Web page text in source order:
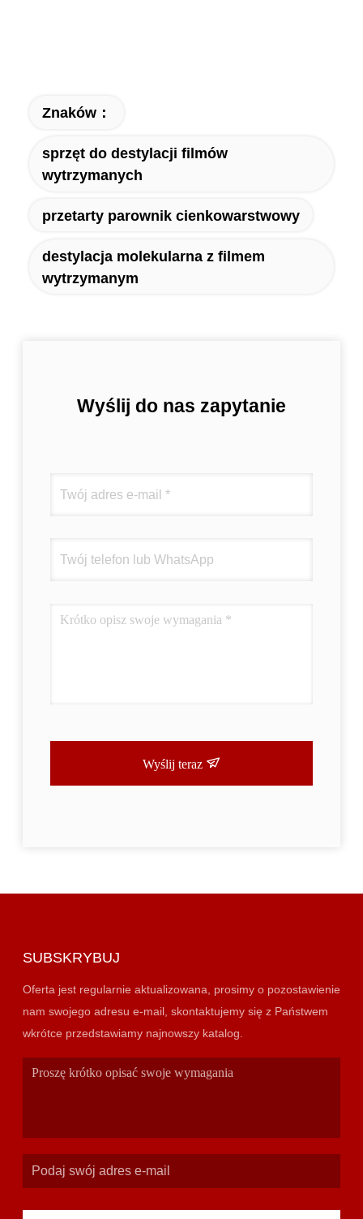
Znaków：
sprzęt do destylacji filmów
wytrzymanych
przetarty parownik cienkowarstwowy
destylacja molekularna z filmem
wytrzymanym
Wyślij do nas zapytanie
Wyślij teraz
SUBSKRYBUJ
Oferta jest regularnie aktualizowana, prosimy o pozostawienie
nam swojego adresu e-mail, skontaktujemy się z Państwem
wkrótce przedstawiamy najnowszy katalog.